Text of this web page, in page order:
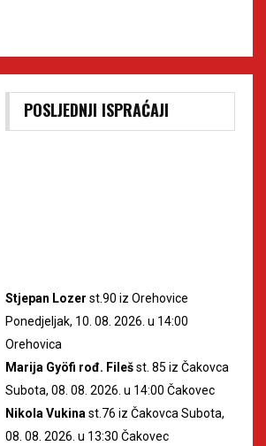
POSLJEDNJI ISPRAĆAJI
Stjepan Lozer st.90 iz Orehovice
Ponedjeljak, 10. 08. 2026. u 14:00
Orehovica
Marija Gyöfi rođ. Filešst. 85 iz Čakovca
Subota, 08. 08. 2026. u 14:00 Čakovec
Nikola Vukina st.76 iz Čakovca Subota,
08. 08. 2026. u 13:30 Čakovec